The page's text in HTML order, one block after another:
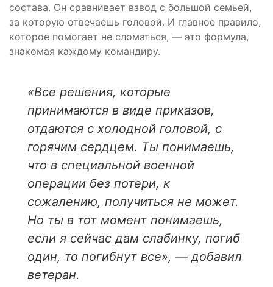
состава. Он сравнивает взвод с большой семьей,
за которую отвечаешь головой. И главное правило,
которое помогает не сломаться, — это формула,
знакомая каждому командиру.
«Все решения, которые
принимаются в виде приказов,
отдаются с холодной головой, с
горячим сердцем. Ты понимаешь,
что в специальной военной
операции без потери, к
сожалению, получиться не может.
Но ты в тот момент понимаешь,
если я сейчас дам слабинку, погиб
один, то погибнут все», — добавил
ветеран.